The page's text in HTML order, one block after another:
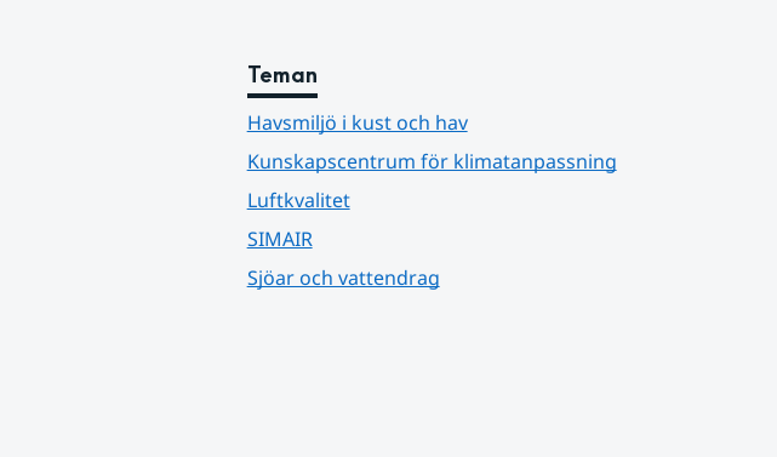
Teman
Havsmiljö i kust och hav
Kunskapscentrum för klimatanpassning
Luftkvalitet
SIMAIR
Sjöar och vattendrag